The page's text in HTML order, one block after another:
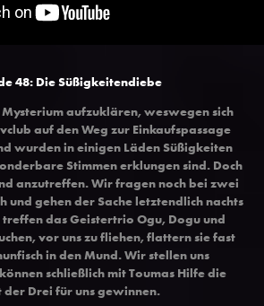
48: Die Süßigkeitendiebe
Mysterium aufzuklären, weswegen sich
auf den Weg zur Einkaufspassage
wurden in einigen Läden Süßigkeiten
Stimmen erklungen sind. Doch
anzutreffen. Wir fragen noch bei zwei
und gehen der Sache letztendlich nachts
das Geistertrio Ogu, Dogu und
vor uns zu fliehen, flattern sie fast
in den Mund. Wir stellen uns
schließlich mit Toumas Hilfe die
der Drei für uns gewinnen.